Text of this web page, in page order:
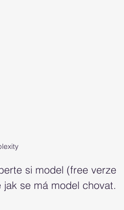
si model (free verze
se má model chovat.